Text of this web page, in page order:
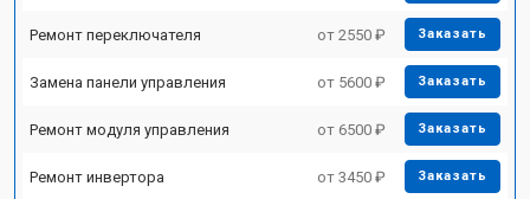
Ремонт переключателя от 2550 ₽ Заказать
Замена панели управления от 5600 ₽ Заказать
Ремонт модуля управления от 6500 ₽ Заказать
Ремонт инвертора от 3450 ₽ Заказать